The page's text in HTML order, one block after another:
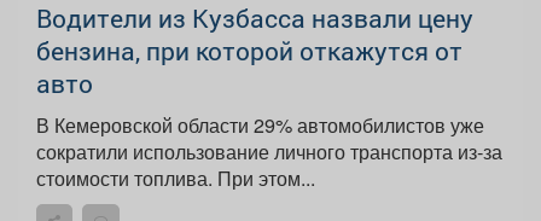
Водители из Кузбасса назвали цену
бензина, при которой откажутся от
авто
В Кемеровской области 29% автомобилистов уже
сократили использование личного транспорта из‑за
стоимости топлива. При этом...